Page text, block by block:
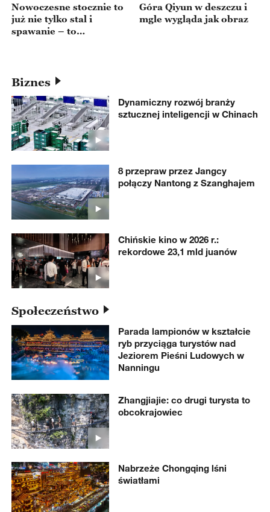
Nowoczesne stocznie to
już nie tylko stal i
spawanie – to
Góra Qiyun w deszczu i
mgle wygląda jak obraz
Biznes
Dynamiczny rozwój branży
sztucznej inteligencji w Chinach
8 przepraw przez Jangcy
połączy Nantong z Szanghajem
Chińskie kino w 2026 r.:
rekordowe 23,1 mld juanów
Społeczeństwo
Parada lampionów w kształcie
ryb przyciąga turystów nad
Jeziorem Pieśni Ludowych w
Nanningu
Zhangjiajie: co drugi turysta to
obcokrajowiec
Nabrzeże Chongqing lśni
światłami